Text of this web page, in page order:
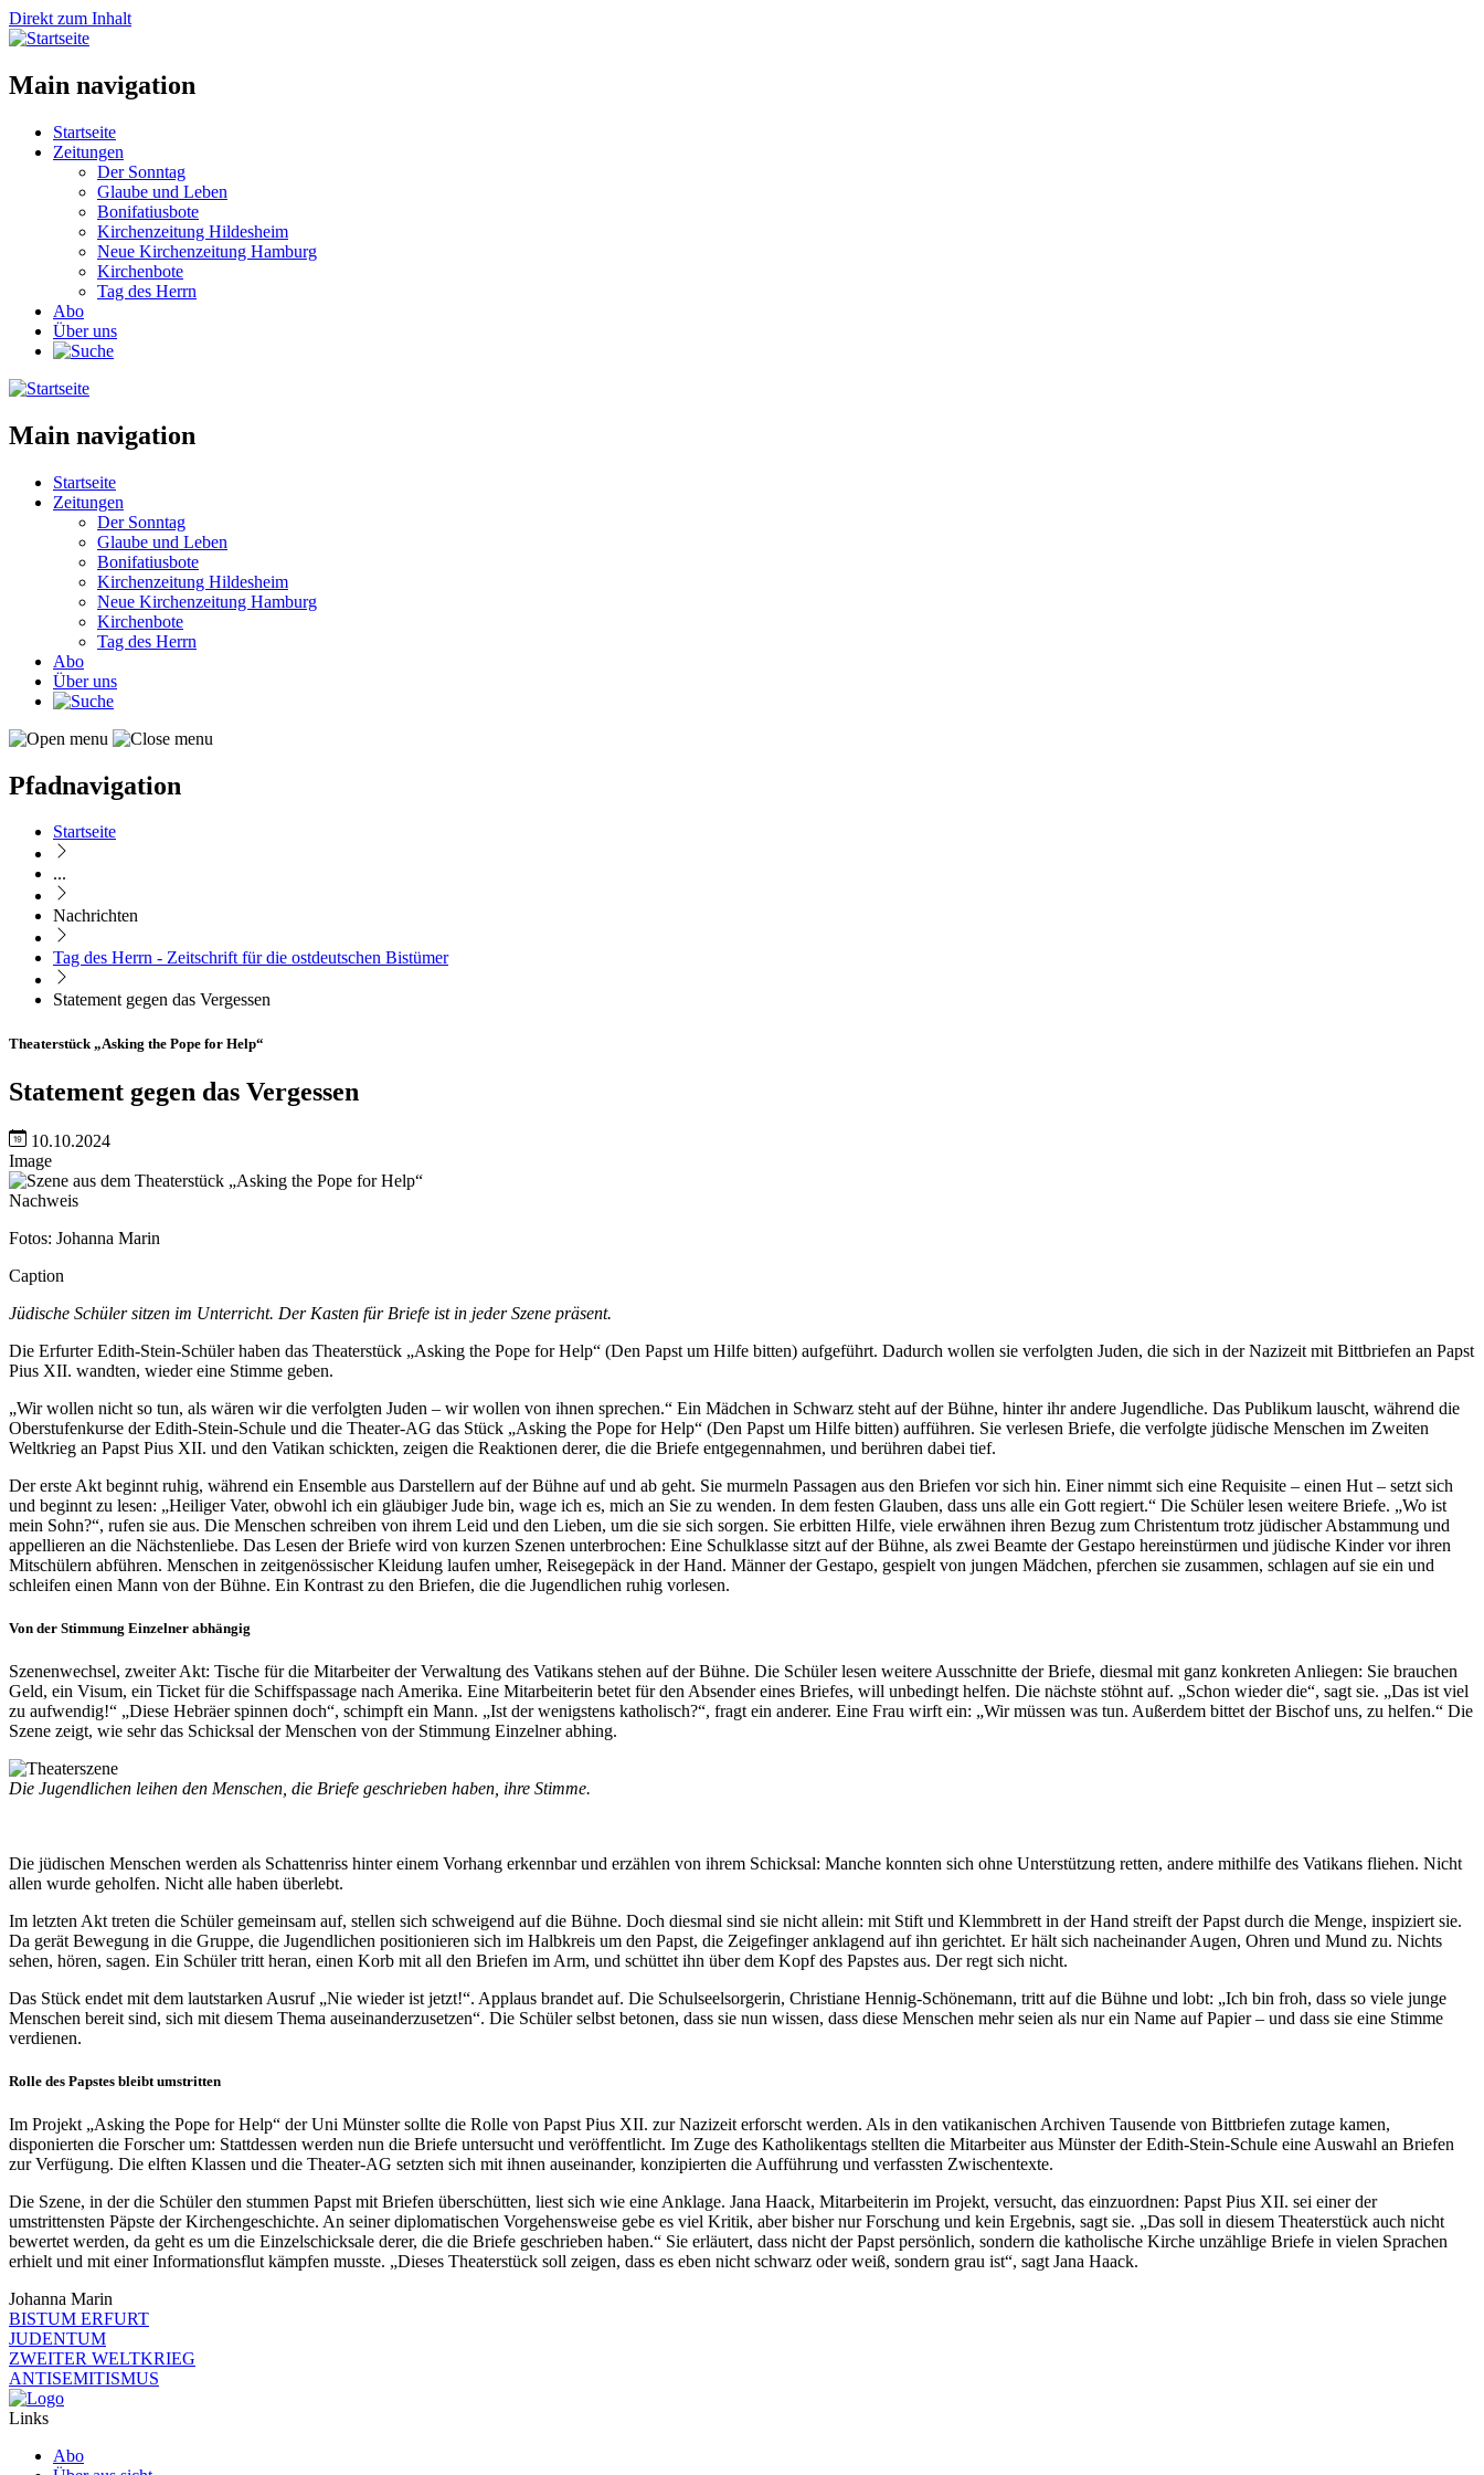
Direkt zum Inhalt
Main navigation
Startseite
Zeitungen
Der Sonntag
Glaube und Leben
Bonifatiusbote
Kirchenzeitung Hildesheim
Neue Kirchenzeitung Hamburg
Kirchenbote
Tag des Herrn
Abo
Über uns
Main navigation
Startseite
Zeitungen
Der Sonntag
Glaube und Leben
Bonifatiusbote
Kirchenzeitung Hildesheim
Neue Kirchenzeitung Hamburg
Kirchenbote
Tag des Herrn
Abo
Über uns
Pfadnavigation
Startseite
...
Nachrichten
Tag des Herrn - Zeitschrift für die ostdeutschen Bistümer
Statement gegen das Vergessen
Theaterstück „Asking the Pope for Help“
Statement gegen das Vergessen
10.10.2024
Image
Nachweis
Fotos: Johanna Marin
Caption
Jüdische Schüler sitzen im Unterricht. Der Kasten für Briefe ist in jeder Szene präsent.
Die Erfurter Edith-Stein-Schüler haben das Theaterstück „Asking the Pope for Help“ (Den Papst um Hilfe bitten) aufgeführt. Dadurch wollen sie verfolgten Juden, die sich in der Nazizeit mit Bittbriefen an Papst
Pius XII. wandten, wieder eine Stimme geben.
„Wir wollen nicht so tun, als wären wir die verfolgten Juden – wir wollen von ihnen sprechen.“ Ein Mädchen in Schwarz steht auf der Bühne, hinter ihr andere Jugendliche. Das Publikum lauscht, während die
Oberstufenkurse der Edith-Stein-Schule und die Theater-AG das Stück „Asking the Pope for Help“ (Den Papst um Hilfe bitten) aufführen. Sie verlesen Briefe, die verfolgte jüdische Menschen im Zweiten
Weltkrieg an Papst Pius XII. und den Vatikan schickten, zeigen die Reaktionen derer, die die Briefe entgegennahmen, und berühren dabei tief.
Der erste Akt beginnt ruhig, während ein Ensemble aus Darstellern auf der Bühne auf und ab geht. Sie murmeln Passagen aus den Briefen vor sich hin. Einer nimmt sich eine Requisite – einen Hut – setzt sich
und beginnt zu lesen: „Heiliger Vater, obwohl ich ein gläubiger Jude bin, wage ich es, mich an Sie zu wenden. In dem festen Glauben, dass uns alle ein Gott regiert.“ Die Schüler lesen weitere Briefe. „Wo ist
mein Sohn?“, rufen sie aus. Die Menschen schreiben von ihrem Leid und den Lieben, um die sie sich sorgen. Sie erbitten Hilfe, viele erwähnen ihren Bezug zum Christentum trotz jüdischer Abstammung und
appellieren an die Nächstenliebe. Das Lesen der Briefe wird von kurzen Szenen unterbrochen: Eine Schulklasse sitzt auf der Bühne, als zwei Beamte der Gestapo hereinstürmen und jüdische Kinder vor ihren
Mitschülern abführen. Menschen in zeitgenössischer Kleidung laufen umher, Reisegepäck in der Hand. Männer der Gestapo, gespielt von jungen Mädchen, pferchen sie zusammen, schlagen auf sie ein und
schleifen einen Mann von der Bühne. Ein Kontrast zu den Briefen, die die Jugendlichen ruhig vorlesen.
Von der Stimmung Einzelner abhängig
Szenenwechsel, zweiter Akt: Tische für die Mitarbeiter der Verwaltung des Vatikans stehen auf der Bühne. Die Schüler lesen weitere Ausschnitte der Briefe, diesmal mit ganz konkreten Anliegen: Sie brauchen
Geld, ein Visum, ein Ticket für die Schiffspassage nach Amerika. Eine Mitarbeiterin betet für den Absender eines Briefes, will unbedingt helfen. Die nächste stöhnt auf. „Schon wieder die“, sagt sie. „Das ist viel
zu aufwendig!“ „Diese Hebräer spinnen doch“, schimpft ein Mann. „Ist der wenigstens katholisch?“, fragt ein anderer. Eine Frau wirft ein: „Wir müssen was tun. Außerdem bittet der Bischof uns, zu helfen.“ Die
Szene zeigt, wie sehr das Schicksal der Menschen von der Stimmung Einzelner abhing.
Die Jugendlichen leihen den Menschen, die Briefe geschrieben haben, ihre Stimme.
Die jüdischen Menschen werden als Schattenriss hinter einem Vorhang erkennbar und erzählen von ihrem Schicksal: Manche konnten sich ohne Unterstützung retten, andere mithilfe des Vatikans fliehen. Nicht
allen wurde geholfen. Nicht alle haben überlebt.
Im letzten Akt treten die Schüler gemeinsam auf, stellen sich schweigend auf die Bühne. Doch diesmal sind sie nicht allein: mit Stift und Klemmbrett in der Hand streift der Papst durch die Menge, inspiziert sie.
Da gerät Bewegung in die Gruppe, die Jugendlichen positionieren sich im Halbkreis um den Papst, die Zeigefinger anklagend auf ihn gerichtet. Er hält sich nacheinander Augen, Ohren und Mund zu. Nichts
sehen, hören, sagen. Ein Schüler tritt heran, einen Korb mit all den Briefen im Arm, und schüttet ihn über dem Kopf des Papstes aus. Der regt sich nicht.
Das Stück endet mit dem lautstarken Ausruf „Nie wieder ist jetzt!“. Applaus brandet auf. Die Schulseelsorgerin, Christiane Hennig-Schönemann, tritt auf die Bühne und lobt: „Ich bin froh, dass so viele junge
Menschen bereit sind, sich mit diesem Thema auseinanderzusetzen“. Die Schüler selbst betonen, dass sie nun wissen, dass diese Menschen mehr seien als nur ein Name auf Papier – und dass sie eine Stimme
verdienen.
Rolle des Papstes bleibt umstritten
Im Projekt „Asking the Pope for Help“ der Uni Münster sollte die Rolle von Papst Pius XII. zur Nazizeit erforscht werden. Als in den vatikanischen Archiven Tausende von Bittbriefen zutage kamen,
disponierten die Forscher um: Stattdessen werden nun die Briefe untersucht und veröffentlicht. Im Zuge des Katholikentags stellten die Mitarbeiter aus Münster der Edith-Stein-Schule eine Auswahl an Briefen
zur Verfügung. Die elften Klassen und die Theater-AG setzten sich mit ihnen auseinander, konzipierten die Aufführung und verfassten Zwischentexte.
Die Szene, in der die Schüler den stummen Papst mit Briefen überschütten, liest sich wie eine Anklage. Jana Haack, Mitarbeiterin im Projekt, versucht, das einzuordnen: Papst Pius XII. sei einer der
umstrittensten Päpste der Kirchengeschichte. An seiner diplomatischen Vorgehensweise gebe es viel Kritik, aber bisher nur Forschung und kein Ergebnis, sagt sie. „Das soll in diesem Theaterstück auch nicht
bewertet werden, da geht es um die Einzelschicksale derer, die die Briefe geschrieben haben.“ Sie erläutert, dass nicht der Papst persönlich, sondern die katholische Kirche unzählige Briefe in vielen Sprachen
erhielt und mit einer Informationsflut kämpfen musste. „Dieses Theaterstück soll zeigen, dass es eben nicht schwarz oder weiß, sondern grau ist“, sagt Jana Haack.
Johanna Marin
BISTUM ERFURT
JUDENTUM
ZWEITER WELTKRIEG
ANTISEMITISMUS
Links
Abo